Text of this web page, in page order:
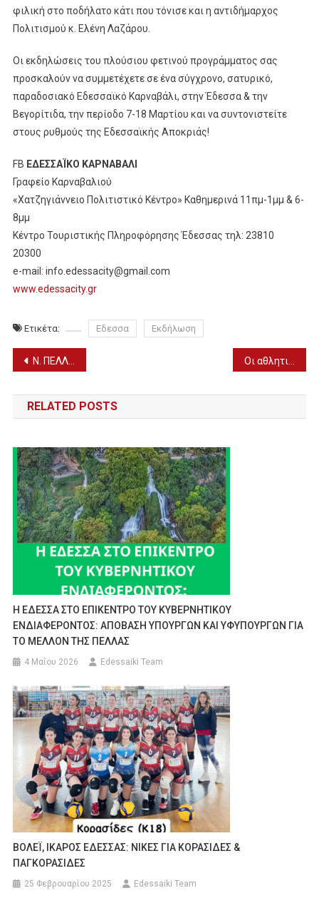
φιλική στο ποδήλατο κάτι που τόνισε και η αντιδήμαρχος
Πολιτισμού κ. Ελένη Λαζάρου.
Οι εκδηλώσεις του πλούσιου φετινού προγράμματος σας
προσκαλούν να συμμετέχετε σε ένα σύγχρονο, σατυρικό,
παραδοσιακό Εδεσσαϊκό Καρναβάλι, στην Έδεσσα & την
Βεγορίτιδα, την περίοδο 7-18 Μαρτίου και να συντονιστείτε
στους ρυθμούς της Εδεσσαϊκής Αποκριάς!
FB ΕΔΕΣΣΑΪΚΟ ΚΑΡΝΑΒΑΛΙ
Γραφείο Καρναβαλιού
«Χατζηγιάννειο Πολιτιστικό Κέντρο» Καθημερινά 11πμ-1μμ & 6-
8μμ
Κέντρο Τουριστικής Πληροφόρησης Έδεσσας τηλ: 23810
20300
e-mail: info.edessacity@gmail.com
www.edessacity.gr
Ετικέτα: Εδεσσα Εκδήλωση
Πλοήγηση
άρθρων
Ν. ΠΕΛΛΑΣ: Τα ΦΑΡΜΑΚΕΙΑ που εφημερεύουν σήμερα ΤΕΤΑΡΤΗ (13/3)
RELATED POSTS
Η ΕΔΕΣΣΑ ΣΤΟ ΕΠΙΚΕΝΤΡΟ ΤΟΥ ΚΥΒΕΡΝΗΤΙΚΟΥ
ΕΝΔΙΑΦΕΡΟΝΤΟΣ: ΑΠΟΒΑΣΗ ΥΠΟΥΡΓΩΝ ΚΑΙ ΥΦΥΠΟΥΡΓΩΝ ΓΙΑ
ΤΟ ΜΕΛΛΟΝ ΤΗΣ ΠΕΛΛΑΣ
4 Μαΐου 2026 Edessaiki Team
ΒΟΛΕΪ, ΙΚΑΡΟΣ ΕΔΕΣΣΑΣ: ΝΙΚΕΣ ΓΙΑ ΚΟΡΑΣΙΔΕΣ &
ΠΑΓΚΟΡΑΣΙΔΕΣ
25 Φεβρουαρίου 2025 Edessaiki Team